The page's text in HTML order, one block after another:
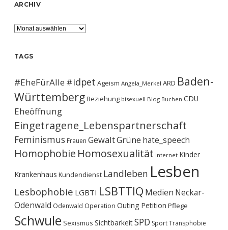
ARCHIV
Archiv
TAGS
#EheFürAlle#idpet Ageism Angela_Merkel ARD Baden-
WürttembergBeziehung bisexuell Blog Buchen CDU
Eheöffnung
Eingetragene_Lebenspartnerschaft
Feminismus Frauen GewaltGrüne hate_speech
Homophobie Homosexualität Internet Kinder
Krankenhaus Kundendienst Landleben Lesben
Lesbophobie LGBTI LSBTTIQ Medien Neckar-
Odenwald Odenwald Operation Outing Petition Pflege
Schwule Sexismus SichtbarkeitSPD SportTransphobie